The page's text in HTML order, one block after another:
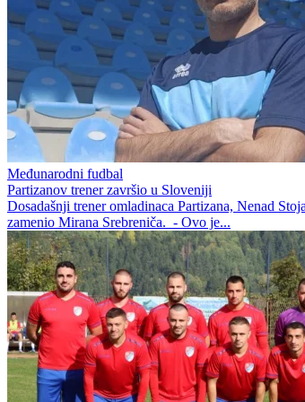
Međunarodni fudbal
Partizanov trener završio u Sloveniji
Dosadašnji trener omladinaca Partizana, Nenad
zamenio Mirana Srebreniča. - Ovo je...